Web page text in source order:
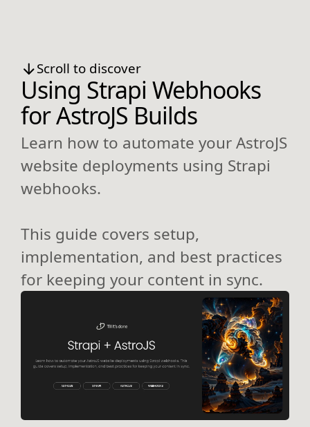
Scroll to discover
Using Strapi Webhooks
for AstroJS Builds
Learn how to automate your AstroJS
website deployments using Strapi
webhooks.
This guide covers setup,
implementation, and best practices
for keeping your content in sync.